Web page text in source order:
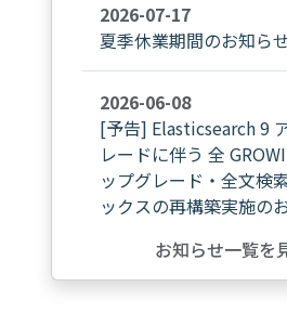
2026-07-17
夏季休業期間のお知ら
2026-06-08
[予告] Elasticsearch 9
レードに伴う 全
ップグレード・全文検
ックスの再構築実施の
お知らせ一覧を